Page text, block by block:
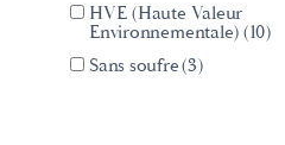
HVE (Haute Valeur
Environnementale)(10)
Sans soufre(3)